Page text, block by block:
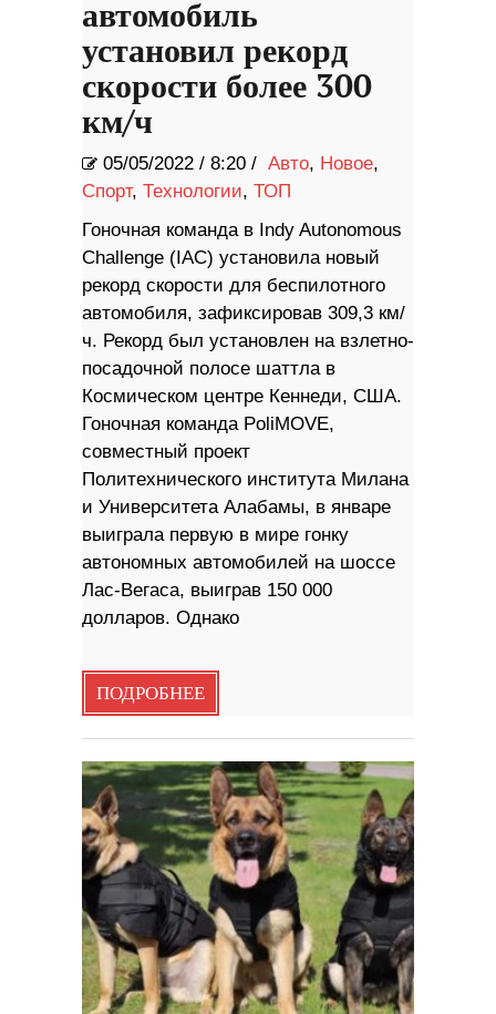
автомобиль
установил рекорд
скорости более 300
км/ч
05/05/2022 / 8:20 / Авто, Новое,
Спорт, Технологии, ТОП
Гоночная команда в Indy Autonomous
Challenge (IAC) установила новый
рекорд скорости для беспилотного
автомобиля, зафиксировав 309,3 км/
ч. Рекорд был установлен на взлетно-
посадочной полосе шаттла в
Космическом центре Кеннеди, США.
Гоночная команда PoliMOVE,
совместный проект
Политехнического института Милана
и Университета Алабамы, в январе
выиграла первую в мире гонку
автономных автомобилей на шоссе
Лас-Вегаса, выиграв 150 000
долларов. Однако
ПОДРОБНЕЕ